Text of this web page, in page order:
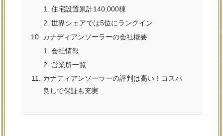
住宅設置累計140,000棟
世界シェアでは5位にランクイン
カナディアンソーラーの会社概要
会社情報
営業所一覧
カナディアンソーラーの評判は高い！コスパ
良しで保証も充実